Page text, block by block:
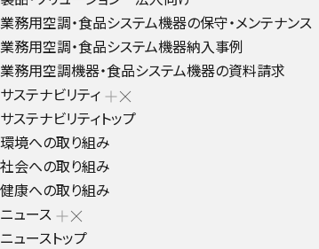
業務用空調・食品システム機器の保守・メンテナンス
業務用空調・食品システム機器納入事例
業務用空調機器・食品システム機器の資料請求
サステナビリティ
サステナビリティトップ
環境への取り組み
社会への取り組み
健康への取り組み
ニュース
ニューストップ